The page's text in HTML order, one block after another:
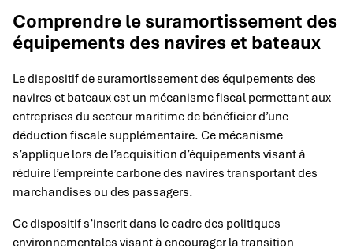
Comprendre le suramortissement des
équipements des navires et bateaux
Le dispositif de suramortissement des équipements des
navires et bateaux est un mécanisme fiscal permettant aux
entreprises du secteur maritime de bénéficier d’une
déduction fiscale supplémentaire. Ce mécanisme
s’applique lors de l’acquisition d’équipements visant à
réduire l’empreinte carbone des navires transportant des
marchandises ou des passagers.
Ce dispositif s’inscrit dans le cadre des politiques
environnementales visant à encourager la transition